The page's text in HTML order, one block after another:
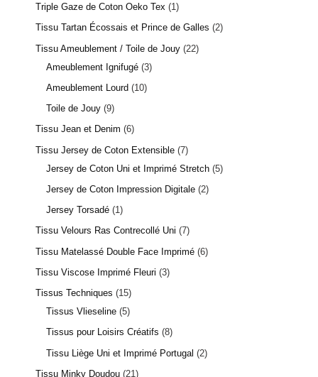
Triple Gaze de Coton Oeko Tex
1
Tissu Tartan Écossais et Prince de Galles 2
Tissu Ameublement / Toile de Jouy 22
Ameublement Ignifugé 3
Ameublement Lourd
10
Toile de Jouy 9
Tissu Jean et Denim 6
Tissu Jersey de Coton Extensible 7
Jersey de Coton Uni et Imprimé Stretch 5
Jersey de Coton Impression Digitale 2
Jersey Torsadé 1
Tissu Velours Ras Contrecollé Uni 7
Tissu Matelassé Double Face Imprimé 6
Tissu Viscose Imprimé Fleuri 3
Tissus Techniques
15
Tissus Vlieseline 5
Tissus pour Loisirs Créatifs 8
Tissu Liège Uni et Imprimé Portugal
2
Tissu Minky Doudou 21